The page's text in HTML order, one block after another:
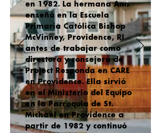
en 1982. La hermana Ann
enseñó en la Escuela
Primaria Católica Bishop
McVinney, Providence, RI
antes de trabajar como
directora y consejera de
Project Responda en CARE
en Providence. Ella sirvió
en el Ministerio del Equipo
en la Parroquia de St.
Michael en Providence a
partir de 1982 y continuó